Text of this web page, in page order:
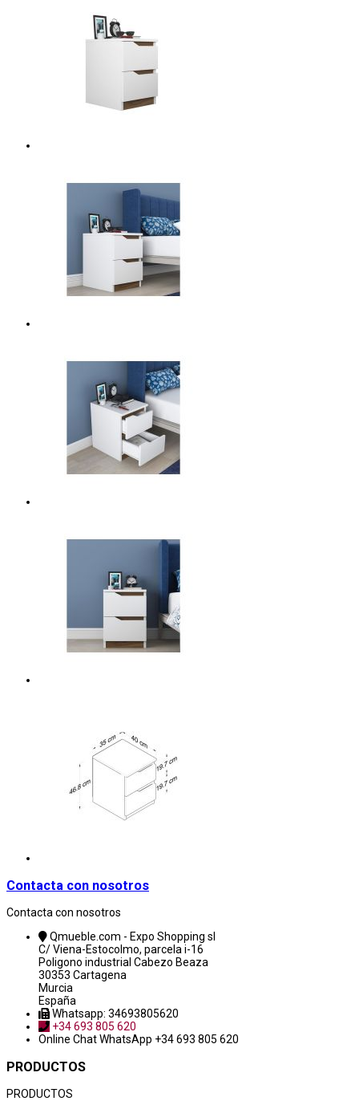
Contacta con nosotros
Contacta con nosotros
Qmueble.com - Expo Shopping sl
C/ Viena-Estocolmo, parcela i-16
Poligono industrial Cabezo Beaza
30353 Cartagena
Murcia
España
Whatsapp: 34693805620
+34 693 805 620
Online ChatWhatsApp +34 693 805 620
PRODUCTOS
PRODUCTOS